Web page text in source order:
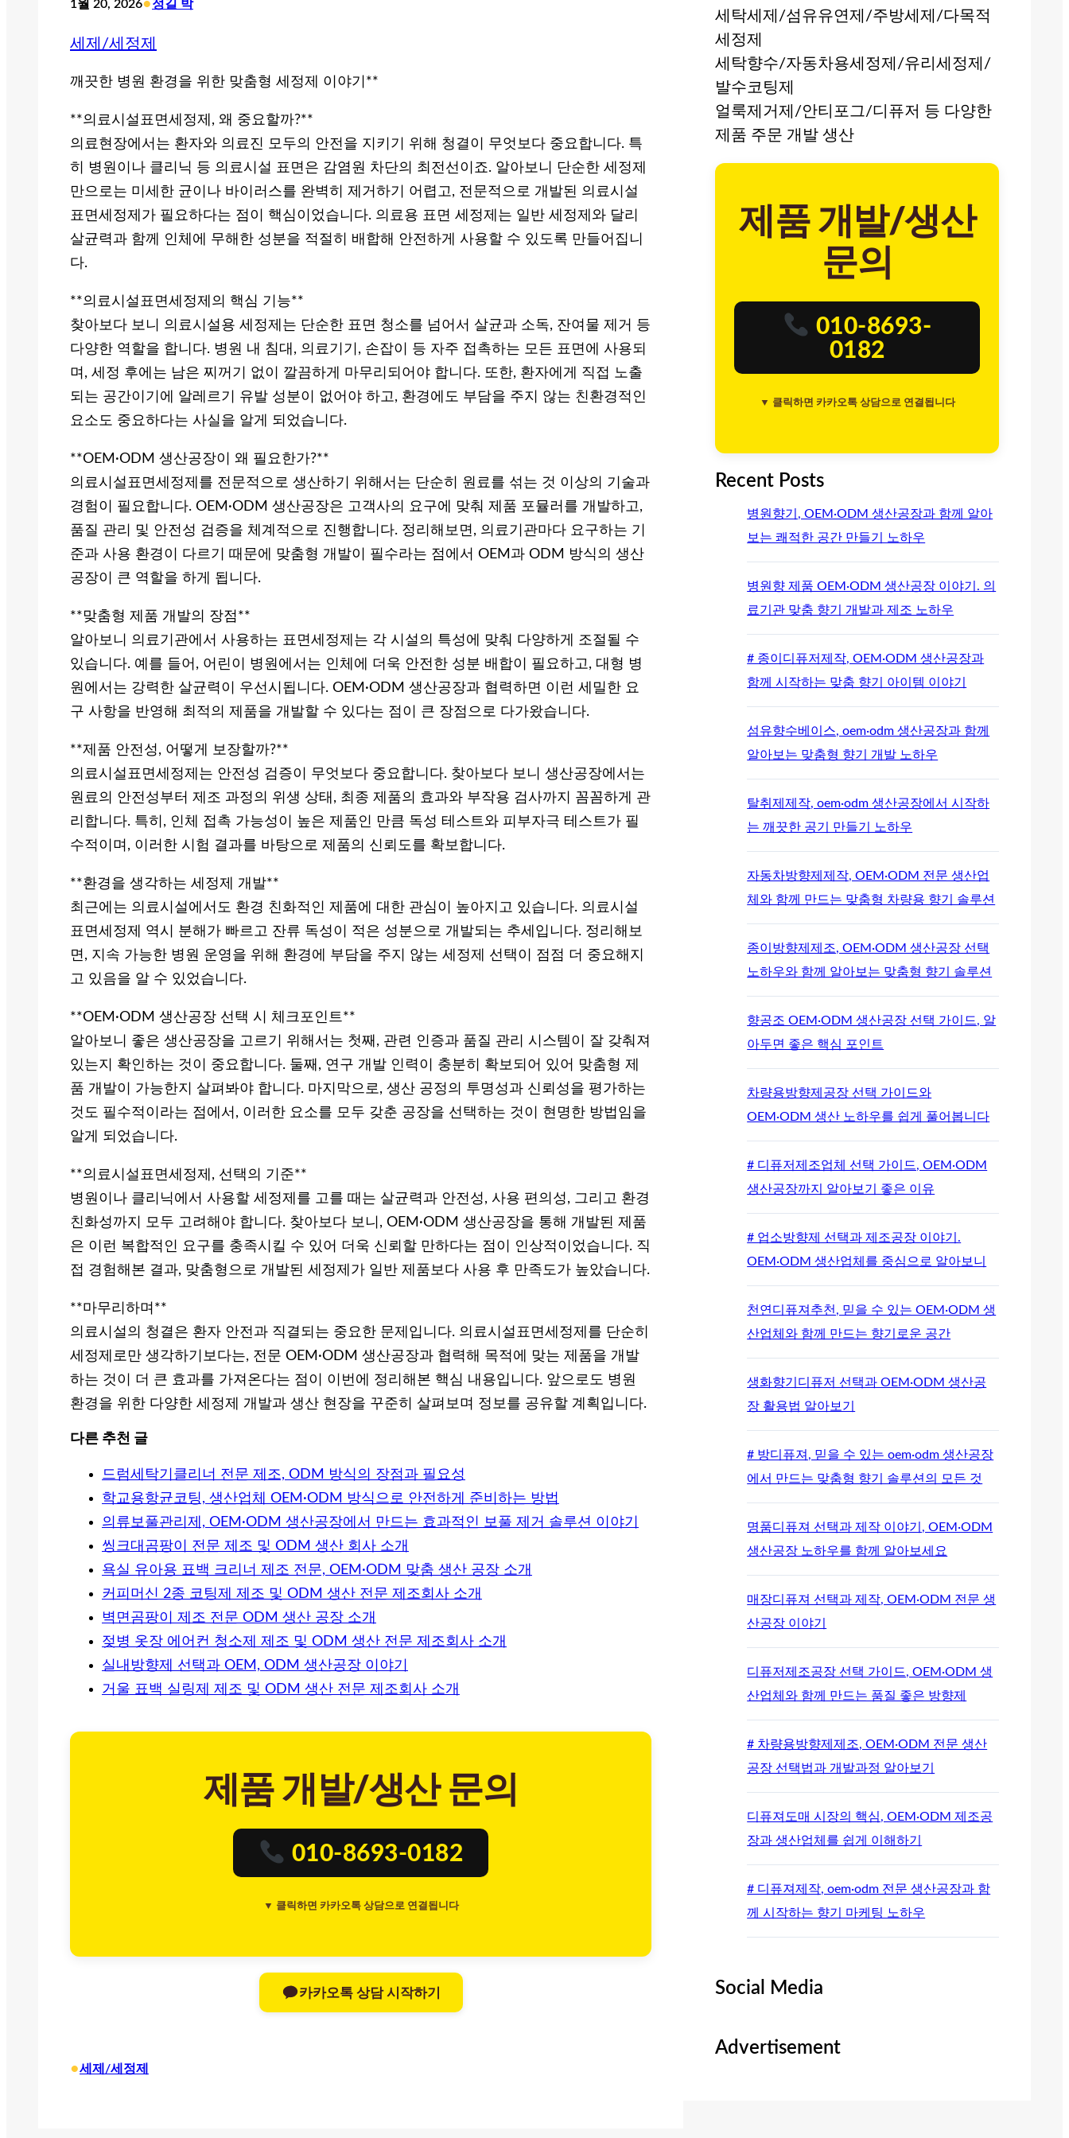
1월 20, 2026•정길 박
세제/세정제
깨끗한 병원 환경을 위한 맞춤형 세정제 이야기**
**의료시설표면세정제, 왜 중요할까?**
의료현장에서는 환자와 의료진 모두의 안전을 지키기 위해 청결이 무엇보다 중요합니다. 특
히 병원이나 클리닉 등 의료시설 표면은 감염원 차단의 최전선이죠. 알아보니 단순한 세정제
만으로는 미세한 균이나 바이러스를 완벽히 제거하기 어렵고, 전문적으로 개발된 의료시설
표면세정제가 필요하다는 점이 핵심이었습니다. 의료용 표면 세정제는 일반 세정제와 달리
살균력과 함께 인체에 무해한 성분을 적절히 배합해 안전하게 사용할 수 있도록 만들어집니
다.
**의료시설표면세정제의 핵심 기능**
찾아보다 보니 의료시설용 세정제는 단순한 표면 청소를 넘어서 살균과 소독, 잔여물 제거 등
다양한 역할을 합니다. 병원 내 침대, 의료기기, 손잡이 등 자주 접촉하는 모든 표면에 사용되
며, 세정 후에는 남은 찌꺼기 없이 깔끔하게 마무리되어야 합니다. 또한, 환자에게 직접 노출
되는 공간이기에 알레르기 유발 성분이 없어야 하고, 환경에도 부담을 주지 않는 친환경적인
요소도 중요하다는 사실을 알게 되었습니다.
**OEM·ODM 생산공장이 왜 필요한가?**
의료시설표면세정제를 전문적으로 생산하기 위해서는 단순히 원료를 섞는 것 이상의 기술과
경험이 필요합니다. OEM·ODM 생산공장은 고객사의 요구에 맞춰 제품 포뮬러를 개발하고,
품질 관리 및 안전성 검증을 체계적으로 진행합니다. 정리해보면, 의료기관마다 요구하는 기
준과 사용 환경이 다르기 때문에 맞춤형 개발이 필수라는 점에서 OEM과 ODM 방식의 생산
공장이 큰 역할을 하게 됩니다.
**맞춤형 제품 개발의 장점**
알아보니 의료기관에서 사용하는 표면세정제는 각 시설의 특성에 맞춰 다양하게 조절될 수
있습니다. 예를 들어, 어린이 병원에서는 인체에 더욱 안전한 성분 배합이 필요하고, 대형 병
원에서는 강력한 살균력이 우선시됩니다. OEM·ODM 생산공장과 협력하면 이런 세밀한 요
구 사항을 반영해 최적의 제품을 개발할 수 있다는 점이 큰 장점으로 다가왔습니다.
**제품 안전성, 어떻게 보장할까?**
의료시설표면세정제는 안전성 검증이 무엇보다 중요합니다. 찾아보다 보니 생산공장에서는
원료의 안전성부터 제조 과정의 위생 상태, 최종 제품의 효과와 부작용 검사까지 꼼꼼하게 관
리합니다. 특히, 인체 접촉 가능성이 높은 제품인 만큼 독성 테스트와 피부자극 테스트가 필
수적이며, 이러한 시험 결과를 바탕으로 제품의 신뢰도를 확보합니다.
**환경을 생각하는 세정제 개발**
최근에는 의료시설에서도 환경 친화적인 제품에 대한 관심이 높아지고 있습니다. 의료시설
표면세정제 역시 분해가 빠르고 잔류 독성이 적은 성분으로 개발되는 추세입니다. 정리해보
면, 지속 가능한 병원 운영을 위해 환경에 부담을 주지 않는 세정제 선택이 점점 더 중요해지
고 있음을 알 수 있었습니다.
**OEM·ODM 생산공장 선택 시 체크포인트**
알아보니 좋은 생산공장을 고르기 위해서는 첫째, 관련 인증과 품질 관리 시스템이 잘 갖춰져
있는지 확인하는 것이 중요합니다. 둘째, 연구 개발 인력이 충분히 확보되어 있어 맞춤형 제
품 개발이 가능한지 살펴봐야 합니다. 마지막으로, 생산 공정의 투명성과 신뢰성을 평가하는
것도 필수적이라는 점에서, 이러한 요소를 모두 갖춘 공장을 선택하는 것이 현명한 방법임을
알게 되었습니다.
**의료시설표면세정제, 선택의 기준**
병원이나 클리닉에서 사용할 세정제를 고를 때는 살균력과 안전성, 사용 편의성, 그리고 환경
친화성까지 모두 고려해야 합니다. 찾아보다 보니, OEM·ODM 생산공장을 통해 개발된 제품
은 이런 복합적인 요구를 충족시킬 수 있어 더욱 신뢰할 만하다는 점이 인상적이었습니다. 직
접 경험해본 결과, 맞춤형으로 개발된 세정제가 일반 제품보다 사용 후 만족도가 높았습니다.
**마무리하며**
의료시설의 청결은 환자 안전과 직결되는 중요한 문제입니다. 의료시설표면세정제를 단순히
세정제로만 생각하기보다는, 전문 OEM·ODM 생산공장과 협력해 목적에 맞는 제품을 개발
하는 것이 더 큰 효과를 가져온다는 점이 이번에 정리해본 핵심 내용입니다. 앞으로도 병원
환경을 위한 다양한 세정제 개발과 생산 현장을 꾸준히 살펴보며 정보를 공유할 계획입니다.
다른 추천 글
드럼세탁기클리너 전문 제조, ODM 방식의 장점과 필요성
학교용항균코팅, 생산업체 OEM·ODM 방식으로 안전하게 준비하는 방법
의류보풀관리제, OEM·ODM 생산공장에서 만드는 효과적인 보풀 제거 솔루션 이야기
씽크대곰팡이 전문 제조 및 ODM 생산 회사 소개
욕실 유아용 표백 크리너 제조 전문, OEM·ODM 맞춤 생산 공장 소개
커피머신 2종 코팅제 제조 및 ODM 생산 전문 제조회사 소개
벽면곰팡이 제조 전문 ODM 생산 공장 소개
젖병 옷장 에어컨 청소제 제조 및 ODM 생산 전문 제조회사 소개
실내방향제 선택과 OEM, ODM 생산공장 이야기
거울 표백 실링제 제조 및 ODM 생산 전문 제조회사 소개
제품 개발/생산 문의
010-8693-0182
▼ 클릭하면 카카오톡 상담으로 연결됩니다
카카오톡 상담 시작하기
•세제/세정제
세탁세제/섬유유연제/주방세제/다목적
세정제
세탁향수/자동차용세정제/유리세정제/
발수코팅제
얼룩제거제/안티포그/디퓨저 등 다양한
제품 주문 개발 생산
제품 개발/생산
문의
010-8693-
0182
▼ 클릭하면 카카오톡 상담으로 연결됩니다
Recent Posts
병원향기, OEM·ODM 생산공장과 함께 알아
보는 쾌적한 공간 만들기 노하우
병원향 제품 OEM·ODM 생산공장 이야기. 의
료기관 맞춤 향기 개발과 제조 노하우
# 종이디퓨저제작, OEM·ODM 생산공장과
함께 시작하는 맞춤 향기 아이템 이야기
섬유향수베이스, oem·odm 생산공장과 함께
알아보는 맞춤형 향기 개발 노하우
탈취제제작, oem·odm 생산공장에서 시작하
는 깨끗한 공기 만들기 노하우
자동차방향제제작, OEM·ODM 전문 생산업
체와 함께 만드는 맞춤형 차량용 향기 솔루션
종이방향제제조, OEM·ODM 생산공장 선택
노하우와 함께 알아보는 맞춤형 향기 솔루션
향공조 OEM·ODM 생산공장 선택 가이드, 알
아두면 좋은 핵심 포인트
차량용방향제공장 선택 가이드와
OEM·ODM 생산 노하우를 쉽게 풀어봅니다
# 디퓨저제조업체 선택 가이드, OEM·ODM
생산공장까지 알아보기 좋은 이유
# 업소방향제 선택과 제조공장 이야기.
OEM·ODM 생산업체를 중심으로 알아보니
천연디퓨져추천, 믿을 수 있는 OEM·ODM 생
산업체와 함께 만드는 향기로운 공간
생화향기디퓨저 선택과 OEM·ODM 생산공
장 활용법 알아보기
# 방디퓨져, 믿을 수 있는 oem·odm 생산공장
에서 만드는 맞춤형 향기 솔루션의 모든 것
명품디퓨져 선택과 제작 이야기, OEM·ODM
생산공장 노하우를 함께 알아보세요
매장디퓨져 선택과 제작, OEM·ODM 전문 생
산공장 이야기
디퓨저제조공장 선택 가이드, OEM·ODM 생
산업체와 함께 만드는 품질 좋은 방향제
# 차량용방향제제조, OEM·ODM 전문 생산
공장 선택법과 개발과정 알아보기
디퓨져도매 시장의 핵심, OEM·ODM 제조공
장과 생산업체를 쉽게 이해하기
# 디퓨져제작, oem·odm 전문 생산공장과 함
께 시작하는 향기 마케팅 노하우
Social Media
Advertisement